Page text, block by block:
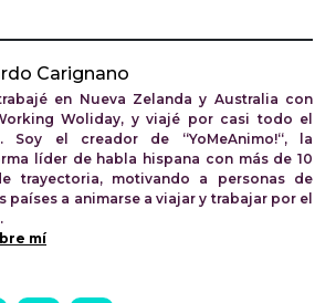
Carignano
en Nueva Zelanda y Australia con
Woliday, y viajé por casi todo el
Soy el creador de “YoMeAnimo!“, la
líder de habla hispana con más de 10
trayectoria, motivando a personas de
países a animarse a viajar y trabajar por el
mí